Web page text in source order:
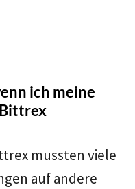
ich meine
mussten viele
auf andere